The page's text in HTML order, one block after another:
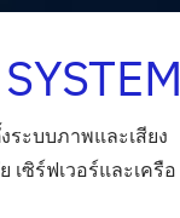
ระบบภาพและเสียง
ซิร์ฟเวอร์และเครือ